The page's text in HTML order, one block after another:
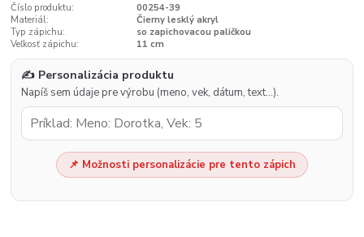
Číslo produktu:
00254-39
Materiál:
Čierny lesklý akryl
Typ zápichu:
so zapichovacou paličkou
Veľkosť zápichu:
11 cm
✍️ Personalizácia produktu
Napíš sem údaje pre výrobu (meno, vek, dátum, text…).
📌 Možnosti personalizácie pre tento zápich